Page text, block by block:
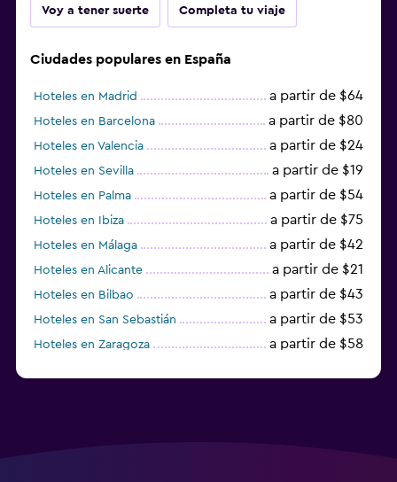
Voy a tener suerte Completa tu viaje
Ciudades populares en España
Hoteles en Madrid a partir de $64
Hoteles en Barcelona a partir de $80
Hoteles en Valencia a partir de $24
Hoteles en Sevilla a partir de $19
Hoteles en Palma a partir de $54
Hoteles en Ibiza a partir de $75
Hoteles en Málaga a partir de $42
Hoteles en Alicante a partir de $21
Hoteles en Bilbao a partir de $43
Hoteles en San Sebastián a partir de $53
Hoteles en Zaragoza a partir de $58